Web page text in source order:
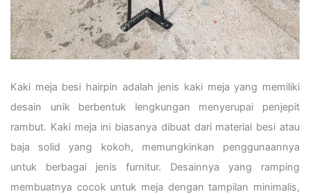
Kaki meja besi hairpin adalah jenis kaki meja yang memiliki
desain unik berbentuk lengkungan menyerupai penjepit
rambut. Kaki meja ini biasanya dibuat dari material besi atau
baja solid yang kokoh, memungkinkan penggunaannya
untuk berbagai jenis furnitur. Desainnya yang ramping
membuatnya cocok untuk meja dengan tampilan minimalis,